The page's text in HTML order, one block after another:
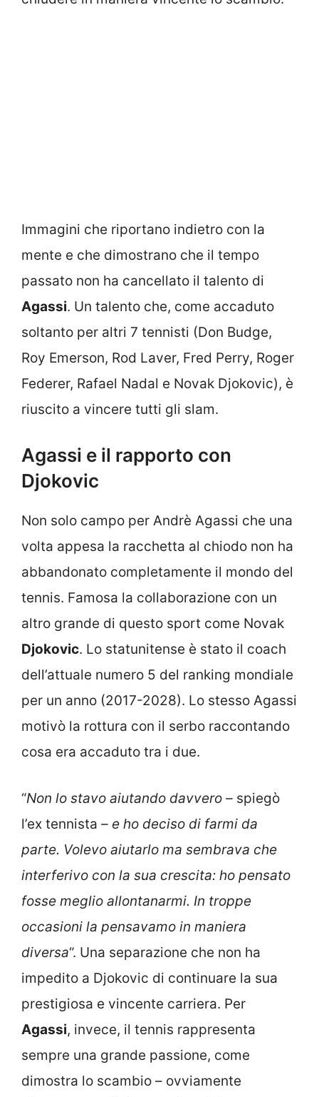
Immagini che riportano indietro con la
mente e che dimostrano che il tempo
passato non ha cancellato il talento di
Agassi. Un talento che, come accaduto
soltanto per altri 7 tennisti (Don Budge,
Roy Emerson, Rod Laver, Fred Perry, Roger
Federer, Rafael Nadal e Novak Djokovic), è
riuscito a vincere tutti gli slam.
Agassi e il rapporto con
Djokovic
Non solo campo per Andrè Agassi che una
volta appesa la racchetta al chiodo non ha
abbandonato completamente il mondo del
tennis. Famosa la collaborazione con un
altro grande di questo sport come Novak
Djokovic. Lo statunitense è stato il coach
dell’attuale numero 5 del ranking mondiale
per un anno (2017-2028). Lo stesso Agassi
motivò la rottura con il serbo raccontando
cosa era accaduto tra i due.
“Non lo stavo aiutando davvero – spiegò
l’ex tennista – e ho deciso di farmi da
parte. Volevo aiutarlo ma sembrava che
interferivo con la sua crescita: ho pensato
fosse meglio allontanarmi. In troppe
occasioni la pensavamo in maniera
diversa“. Una separazione che non ha
impedito a Djokovic di continuare la sua
prestigiosa e vincente carriera. Per
Agassi, invece, il tennis rappresenta
sempre una grande passione, come
dimostra lo scambio – ovviamente